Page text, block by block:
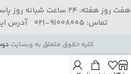
هفت روز هفته، 24 ساعت
تماس: 91008005-021 آدرس ایمیل:info@doosoo.ir
کلیه حقوق متعلق به وبسایت